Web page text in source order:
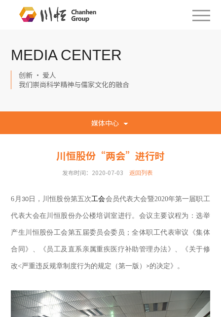
MEDIA CENTER
创新 · 爱人
我们崇尚科学精神与儒家文化的融合
媒体中心
川恒股份“两会”进行时
发布时间：2020-07-03 返回列表
6 月 30日 ， 川恒股份第五次工会会员代表大会暨2020年第一届职工
代表大会在川恒股份办公楼培训室进行。会议主要议程为：选举
产生川恒股份工会第五届委员会委员；全体职工代表审议《集体
合同》、《员工及直系亲属重疾医疗补助管理办法》、《关于修
改<严重违反规章制度行为的规定（第一版） >的决定》。